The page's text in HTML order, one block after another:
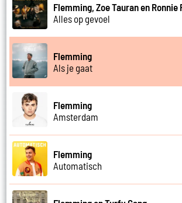
Flemming, Zoe Tauran en Ronnie
Alles op gevoel
Flemming
Als je gaat
Flemming
Amsterdam
Flemming
Automatisch